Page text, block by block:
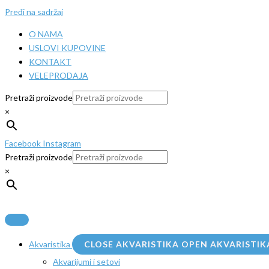
Pređi na sadržaj
O NAMA
USLOVI KUPOVINE
KONTAKT
VELEPRODAJA
Pretraži proizvode
×
Facebook Instagram
Pretraži proizvode
×
Akvaristika CLOSE AKVARISTIKA OPEN
Akvarijumi i setovi